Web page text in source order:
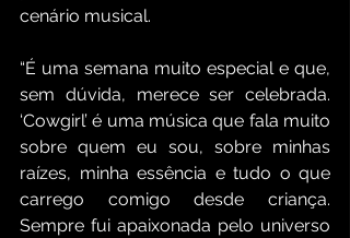
cenário musical.
“É uma semana muito especial e que,
sem dúvida, merece ser celebrada.
‘Cowgirl’ é uma música que fala muito
sobre quem eu sou, sobre minhas
raízes, minha essência e tudo o que
carrego comigo desde criança.
Sempre fui apaixonada pelo universo